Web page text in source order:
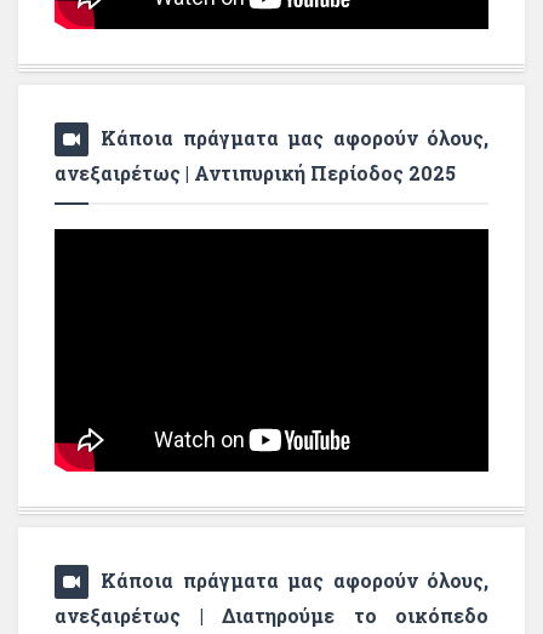
Κάποια πράγματα μας αφορούν όλους,
ανεξαιρέτως | Αντιπυρική Περίοδος 2025
Κάποια πράγματα μας αφορούν όλους,
ανεξαιρέτως | Διατηρούμε το οικόπεδο